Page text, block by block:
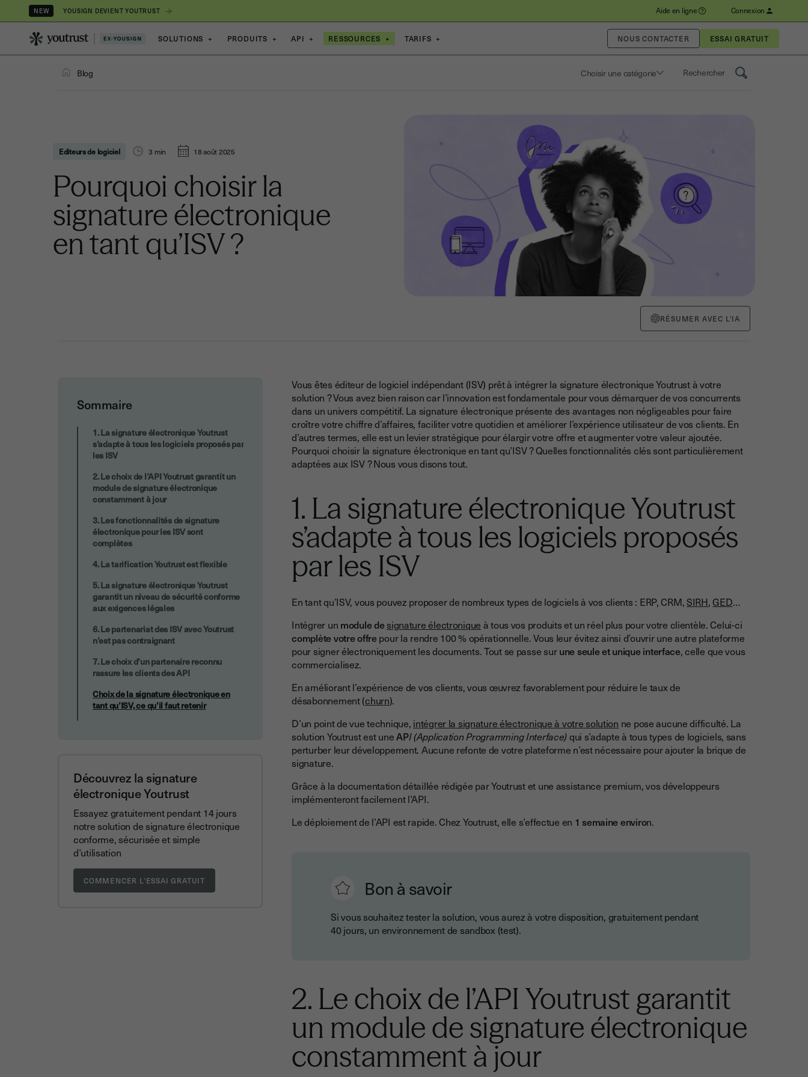
NEW YOUSIGN DEVIENT YOUTRUST Aide en ligne Connexion
SOLUTIONS + PRODUITS + API + RESSOURCES + TARIFS + NOUS CONTACTER
Blog Choisir une catégorie Saisissez un terme pour
Editeurs de logiciel 3 min 18 août 2025
Pourquoi choisir la
signature électronique
en tant qu’ISV ?
RÉSUMER AVEC L'IA
Sommaire
Choix de la signature électronique en
tant qu’ISV, ce qu’il faut retenir
1. La signature électronique Youtrust
s’adapte à tous les logiciels proposés par
les ISV
2. Le choix de l’API Youtrust garantit un
module de signature électronique
constamment à jour
3. Les fonctionnalités de signature
électronique pour les ISV sont
complètes
4. La tarification Youtrust est flexible
5. La signature électronique Youtrust
garantit un niveau de sécurité conforme
aux exigences légales
6. Le partenariat des ISV avec Youtrust
n’est pas contraignant
7. Le choix d’un partenaire reconnu
rassure les clients des API
Choix de la signature électronique en
tant qu’ISV, ce qu’il faut retenir
Découvrez la signature
électronique Youtrust
Essayez gratuitement pendant 14 jours
notre solution de signature électronique
conforme, sécurisée et simple
d’utilisation
Vous êtes éditeur de logiciel indépendant (ISV) prêt à intégrer la signature électronique Youtrust à votre
solution ? Vous avez bien raison car l’innovation est fondamentale pour vous démarquer de vos concurrents
dans un univers compétitif. La signature électronique présente des avantages non négligeables pour faire
croître votre chiffre d’affaires, faciliter votre quotidien et améliorer l’expérience utilisateur de vos clients. En
d’autres termes, elle est un levier stratégique pour élargir votre offre et augmenter votre valeur ajoutée.
Pourquoi choisir la signature électronique en tant qu’ISV ? Quelles fonctionnalités clés sont particulièrement
adaptées aux ISV ? Nous vous disons tout.
1. La signature électronique Youtrust
s’adapte à tous les logiciels proposés
par les ISV
En tant qu’ISV, vous pouvez proposer de nombreux types de logiciels à vos clients : ERP, CRM,SIRH,GED…
Intégrer un module designature électronique à tous vos produits et un réel plus pour votre clientèle. Celui-ci
complète votre offrepour la rendre 100 % opérationnelle. Vous leur évitez ainsi d’ouvrir une autre plateforme
pour signer électroniquement les documents. Tout se passe surune seule et unique interface, celle que vous
commercialisez.
En améliorant l’expérience de vos clients, vous œuvrez favorablement pour réduire le taux de
désabonnement (churn).
D’un point de vue technique, intégrer la signature électronique à votre solution ne pose aucune difficulté. La
solution Youtrust est uneAPI (Application Programming Interface)qui s’adapte à tous types de logiciels, sans
perturber leur développement. Aucune refonte de votre plateforme n’est nécessaire pour ajouter la brique de
signature.
Grâce à la documentation détaillée rédigée par Youtrust et une assistance premium, vos développeurs
implémenteront facilement l’API.
Le déploiement de l’API est rapide. Chez Youtrust, elle s’effectue en 1 semaine environ.
Bon à savoir
Si vous souhaitez tester la solution, vous aurez à votre disposition, gratuitement pendant
40 jours, un environnement de sandbox (test).
2. Le choix de l’API Youtrust garantit
un module de signature électronique
constamment à jour